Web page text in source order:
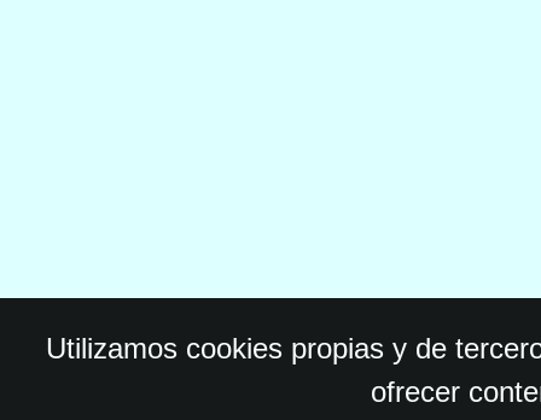
Utilizamos cookies propias y de
ofrecer